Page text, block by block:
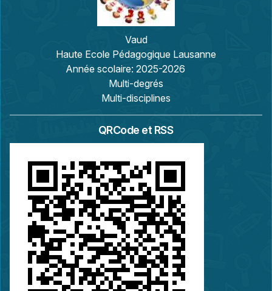
Vaud
Haute Ecole Pédagogique Lausanne
Année scolaire: 2025-2026
Multi-degrés
Multi-disciplines
QRCode et RSS